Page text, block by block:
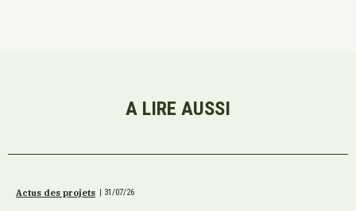
A LIRE AUSSI
Actus des projets | 31/07/26